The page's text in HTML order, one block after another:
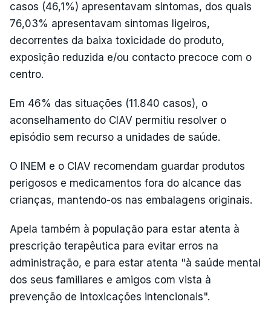
casos (46,1%) apresentavam sintomas, dos quais
76,03% apresentavam sintomas ligeiros,
decorrentes da baixa toxicidade do produto,
exposição reduzida e/ou contacto precoce com o
centro.
Em 46% das situações (11.840 casos), o
aconselhamento do CIAV permitiu resolver o
episódio sem recurso a unidades de saúde.
O INEM e o CIAV recomendam guardar produtos
perigosos e medicamentos fora do alcance das
crianças, mantendo-os nas embalagens originais.
Apela também à população para estar atenta à
prescrição terapêutica para evitar erros na
administração, e para estar atenta "à saúde mental
dos seus familiares e amigos com vista à
prevenção de intoxicações intencionais".